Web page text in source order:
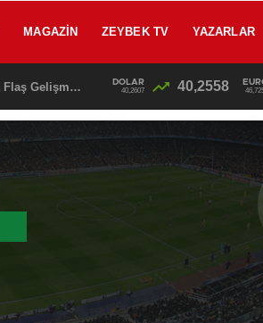
MAGAZIN ZEYBEK TV YAZARLAR
SON DAKİKA: Kahramanmaraş’taki Okul Katliamında Flaş Gelişme! Emniyet Müdürü Baba Gözaltına Alınıyor 12:46
DOLAR
40,2607 40,2558